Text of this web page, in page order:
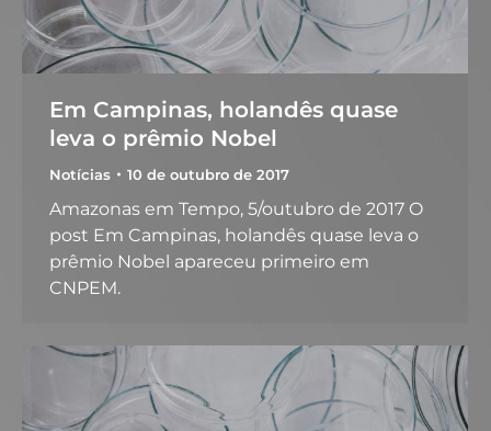
Em Campinas, holandês quase
leva o prêmio Nobel
Notícias 10 de outubro de 2017
Amazonas em Tempo, 5/outubro de 2017 O
post Em Campinas, holandês quase leva o
prêmio Nobel apareceu primeiro em
CNPEM.